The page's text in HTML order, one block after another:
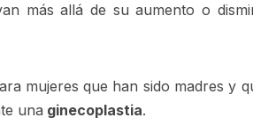
más allá de su aumento o
mujeres que han sido madres y
una ginecoplastia.